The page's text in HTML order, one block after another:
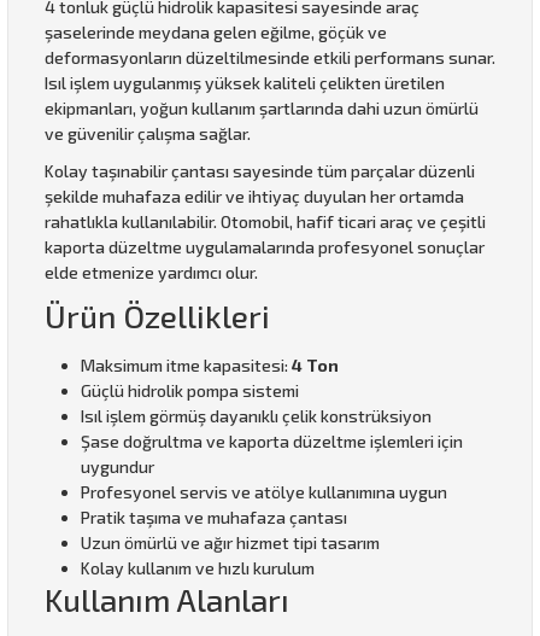
4 tonluk güçlü hidrolik kapasitesi sayesinde araç
şaselerinde meydana gelen eğilme, göçük ve
deformasyonların düzeltilmesinde etkili performans sunar.
Isıl işlem uygulanmış yüksek kaliteli çelikten üretilen
ekipmanları, yoğun kullanım şartlarında dahi uzun ömürlü
ve güvenilir çalışma sağlar.
Kolay taşınabilir çantası sayesinde tüm parçalar düzenli
şekilde muhafaza edilir ve ihtiyaç duyulan her ortamda
rahatlıkla kullanılabilir. Otomobil, hafif ticari araç ve çeşitli
kaporta düzeltme uygulamalarında profesyonel sonuçlar
elde etmenize yardımcı olur.
Ürün Özellikleri
Maksimum itme kapasitesi: 4 Ton
Güçlü hidrolik pompa sistemi
Isıl işlem görmüş dayanıklı çelik konstrüksiyon
Şase doğrultma ve kaporta düzeltme işlemleri için
uygundur
Profesyonel servis ve atölye kullanımına uygun
Pratik taşıma ve muhafaza çantası
Uzun ömürlü ve ağır hizmet tipi tasarım
Kolay kullanım ve hızlı kurulum
Kullanım Alanları